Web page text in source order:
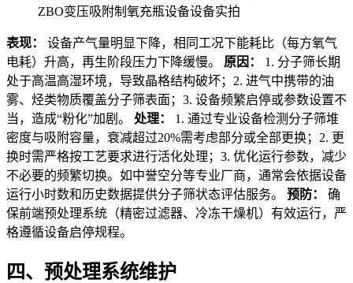
ZBO变压吸附制氧充瓶设备设备实拍
表现：
设备产气量明显下降，相同工况下能耗比（每方氧气
电耗）升高，再生阶段压力下降缓慢。 原因：
1. 分子筛长期
处于高温高湿环境，导致晶格结构破坏；2. 进气中携带的油
雾、烃类物质覆盖分子筛表面；3. 设备频繁启停或参数设置不
当，造成“粉化”加剧。 处理：
1. 通过专业设备检测分子筛堆
密度与吸附容量，衰减超过20%需考虑部分或全部更换；2. 更
换时需严格按工艺要求进行活化处理；3. 优化运行参数，减少
不必要的频繁切换。如中誉空分等专业厂商，通常会依据设备
运行小时数和历史数据提供分子筛状态评估服务。 预防：
确
保前端预处理系统（精密过滤器、冷冻干燥机）有效运行，严
格遵循设备启停规程。
四、预处理系统维护